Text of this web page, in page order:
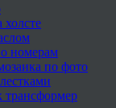
холсте
номерам
по фото
трансформер